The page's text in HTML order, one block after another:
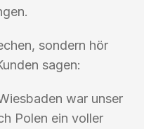
sondern hör
sagen:
war unser
Polen ein voller